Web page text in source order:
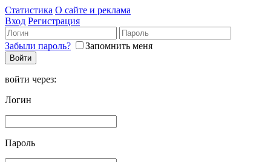
Статистика О сайте и реклама
Вход Регистрация
Забыли пароль? Запомнить меня
войти через:
Логин
Пароль